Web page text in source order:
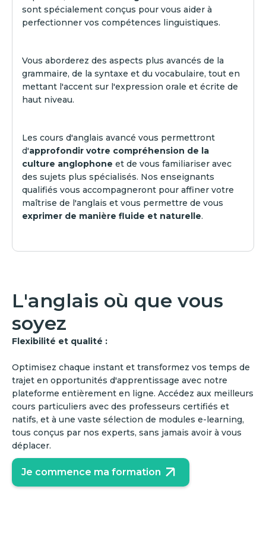
sont spécialement conçus pour vous aider à
perfectionner vos compétences linguistiques.
Vous aborderez des aspects plus avancés de la
grammaire, de la syntaxe et du vocabulaire, tout en
mettant l'accent sur l'expression orale et écrite de
haut niveau.
Les cours d'anglais avancé vous permettront
d'approfondir votre compréhension de la
culture anglophone et de vous familiariser avec
des sujets plus spécialisés. Nos enseignants
qualifiés vous accompagneront pour affiner votre
maîtrise de l'anglais et vous permettre de vous
exprimer de manière fluide et naturelle.
L'anglais où que vous
soyez
Flexibilité et qualité :
Optimisez chaque instant et transformez vos temps de
trajet en opportunités d'apprentissage avec notre
plateforme entièrement en ligne. Accédez aux meilleurs
cours particuliers avec des professeurs certifiés et
natifs, et à une vaste sélection de modules e-learning,
tous conçus par nos experts, sans jamais avoir à vous
déplacer.
Je commence ma formation